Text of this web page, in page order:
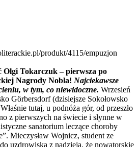
produkt/4115/empuzjon
Olgi Tokarczuk – pierwsza po
Nagrody Nobla! Najciekawsze
w tym, co niewidoczne. Wrzesień
Görbersdorf (dzisiejsze Sokołowsko
tutaj, u podnóża gór, od przeszło
z pierwszych na świecie i słynne w
sanatorium leczące choroby
Mieczysław Wojnicz, student ze
uzdrowiska z nadzieją, że nowatorskie